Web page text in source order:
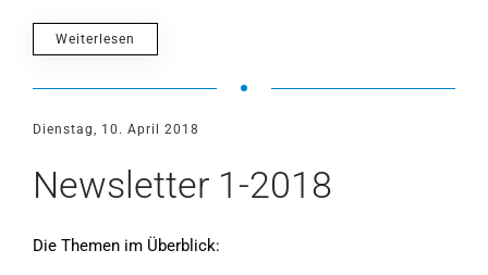
Weiterlesen
Dienstag, 10. April 2018
Newsletter 1-2018
Die Themen im Überblick: